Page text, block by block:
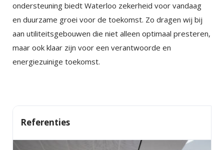
ondersteuning biedt Waterloo zekerheid voor vandaag
en duurzame groei voor de toekomst. Zo dragen wij bij
aan utiliteitsgebouwen die niet alleen optimaal presteren,
maar ook klaar zijn voor een verantwoorde en
energiezuinige toekomst.
Referenties
Facebook
EXAMPLE POP-UP
ante. Nullam vehicula ipsum a arcu. Tristique
Tortor consequat id porta nibh venenatis cras sed